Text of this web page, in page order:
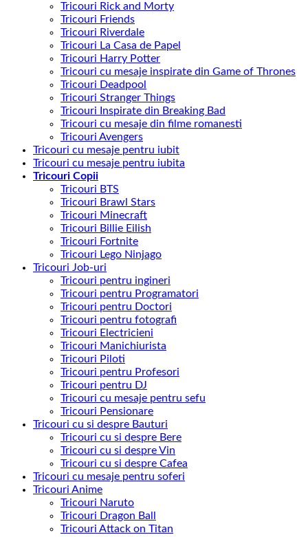
Tricouri Rick and Morty
Tricouri Friends
Tricouri Riverdale
Tricouri La Casa de Papel
Tricouri Harry Potter
Tricouri cu mesaje inspirate din Game of Thrones
Tricouri Deadpool
Tricouri Stranger Things
Tricouri Inspirate din Breaking Bad
Tricouri cu mesaje din filme romanesti
Tricouri Avengers
Tricouri cu mesaje pentru iubit
Tricouri cu mesaje pentru iubita
Tricouri Copii
Tricouri BTS
Tricouri Brawl Stars
Tricouri Minecraft
Tricouri Billie Eilish
Tricouri Fortnite
Tricouri Lego Ninjago
Tricouri Job-uri
Tricouri pentru ingineri
Tricouri pentru Programatori
Tricouri pentru Doctori
Tricouri pentru fotografi
Tricouri Electricieni
Tricouri Manichiurista
Tricouri Piloti
Tricouri pentru Profesori
Tricouri pentru DJ
Tricouri cu mesaje pentru sefu
Tricouri Pensionare
Tricouri cu si despre Bauturi
Tricouri cu si despre Bere
Tricouri cu si despre Vin
Tricouri cu si despre Cafea
Tricouri cu mesaje pentru soferi
Tricouri Anime
Tricouri Naruto
Tricouri Dragon Ball
Tricouri Attack on Titan